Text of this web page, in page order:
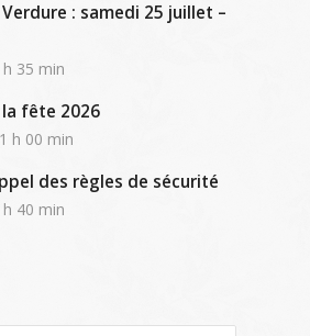
Verdure : samedi 25 juillet –
35 min
fête 2026
h 00 min
des règles de sécurité
40 min